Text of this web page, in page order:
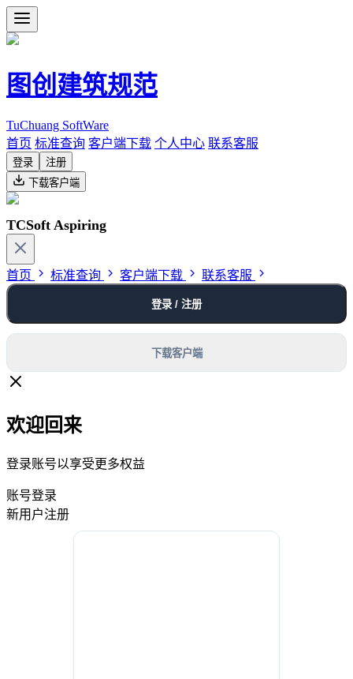
图创建筑规范
TuChuang SoftWare
首页 标准查询 客户端下载 个人中心 联系客服
登录
注册
下载客户端
TCSoft Aspiring
首页 标准查询 客户端下载 联系客服
登录 / 注册
下载客户端
欢迎回来
登录账号以享受更多权益
账号登录
新用户注册